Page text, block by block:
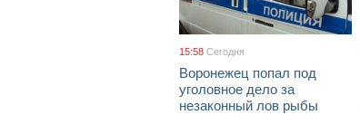
15:58 Сегодня
Воронежец попал под
уголовное дело за
незаконный лов рыбы